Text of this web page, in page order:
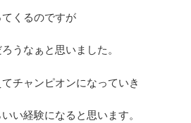
くるのですが
うなぁと思いました。
チャンピオンになっていき
い経験になると思います。